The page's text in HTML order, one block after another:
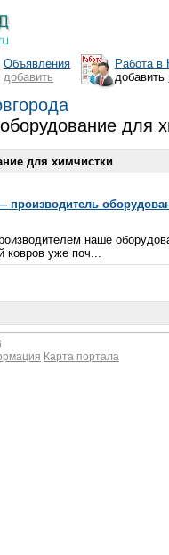
Объявления
добавить
Работа в
добавить
для
для химчистки
производитель
наше
ковров уже поч...
Карта портала